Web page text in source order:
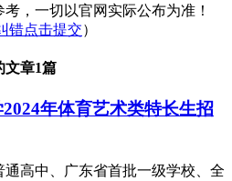
，一切以官网实际公布为准！
错点击提交）
文章1篇
年体育艺术类特长生招
高中、广东省首批一级学校、全